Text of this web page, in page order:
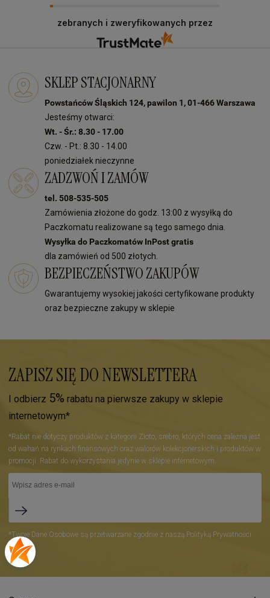
oczekiwaniom naszych klientów! Do zobaczenia:)
zebranych i zweryfikowanych przez
SKLEP STACJONARNY
Powstańców Śląskich 124, pawilon 1, 01-466 Warszawa
Jesteśmy otwarci:
Wt. - Śr.: 8.30 - 17.00
Czw. - Pt.: 8.30 - 14.00
poniedziałek nieczynne
ZADZWOŃ I ZAMÓW
tel. 508-535-505
Zamówienia złożone do godz. 13:00 z wysyłką do
Paczkomatu realizowane są tego samego dnia.
Wysyłka do Paczkomatów InPost gratis
dla zamówień od 500 złotych.
BEZPIECZEŃSTWO ZAKUPÓW
Gwarantujemy wysokiej jakości certyfikowane produkty
oraz bezpieczne zakupy w sklepie
ZAPISZ SIĘ DO NEWSLETTERA
I odbierz 5% rabatu na pierwsze zakupy w sklepie
internetowym*
*Rabat nie dotyczy produktów z kategorii Złoto, srebro, których cena zależna jest
od wahań na rynkach finansowych oraz walorów kolekcjonerskich i produktów w
promocji. Rabat do wykorzystania jedynie w sklepie internetowym.
*Twoje Dane Osobowe są przetwarzane zgodnie z naszą Polityką Prywatności.